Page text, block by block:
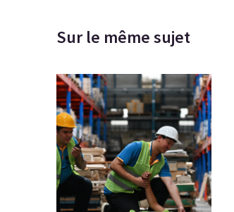
Sur le même sujet